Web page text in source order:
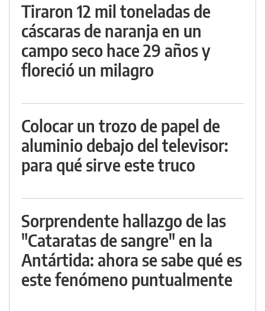
Tiraron 12 mil toneladas de
cáscaras de naranja en un
campo seco hace 29 años y
floreció un milagro
Colocar un trozo de papel de
aluminio debajo del televisor:
para qué sirve este truco
Sorprendente hallazgo de las
"Cataratas de sangre" en la
Antártida: ahora se sabe qué es
este fenómeno puntualmente